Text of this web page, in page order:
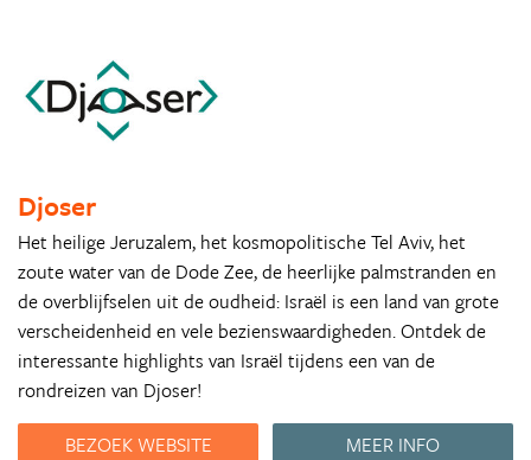
Djoser
Het heilige Jeruzalem, het kosmopolitische Tel Aviv, het
zoute water van de Dode Zee, de heerlijke palmstranden en
de overblijfselen uit de oudheid: Israël is een land van grote
verscheidenheid en vele bezienswaardigheden. Ontdek de
interessante highlights van Israël tijdens een van de
rondreizen van Djoser!
BEZOEK WEBSITE
MEER INFO